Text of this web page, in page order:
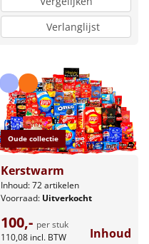
Verlanglijst
Oude collectie
Kerstwarm
Inhoud: 72 artikelen
Voorraad: Uitverkocht
100,- per stuk
110,08 incl. BTW Inhoud